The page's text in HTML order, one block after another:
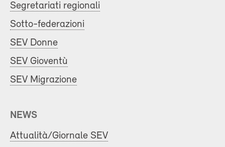
Segretariati regionali
Sotto-federazioni
SEV Donne
SEV Gioventù
SEV Migrazione
NEWS
Attualità/Giornale SEV